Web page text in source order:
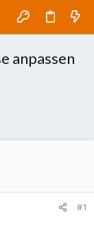
anpassen
#1